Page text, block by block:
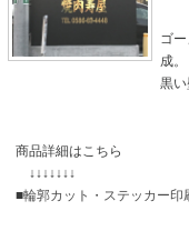
ゴ
成。
黒い
商品詳細はこちら
↓↓↓↓↓↓↓
■輪郭カット・ステッカー印